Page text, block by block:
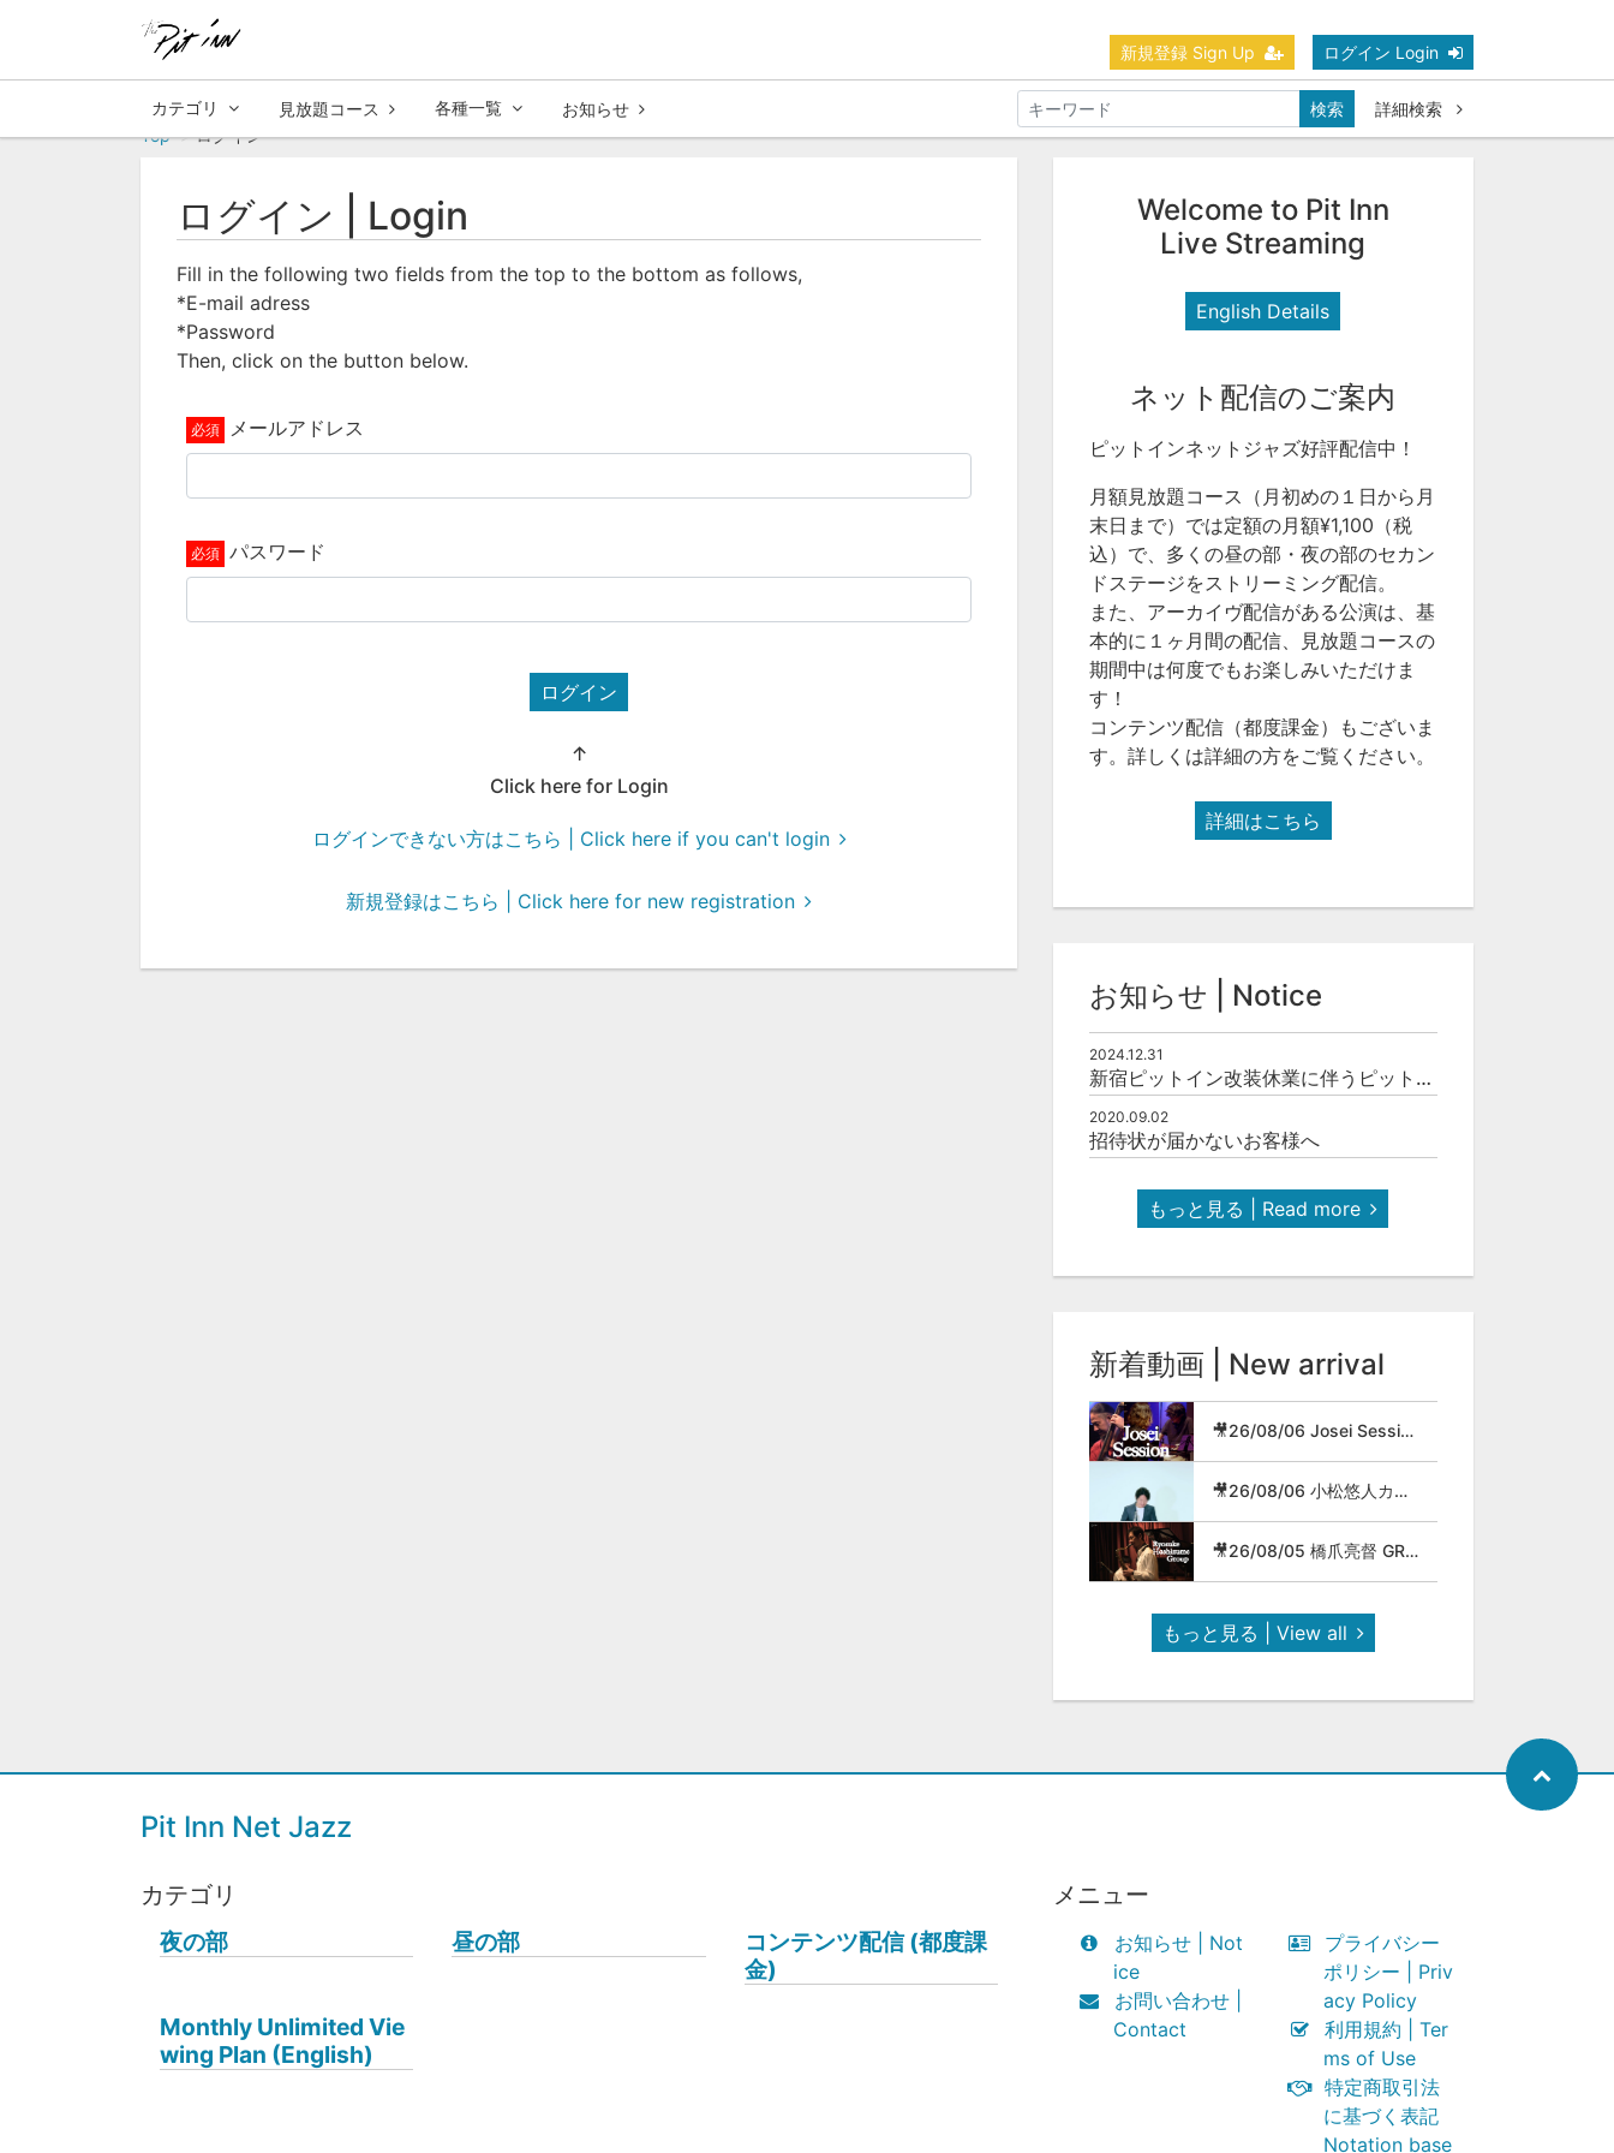
新規登録 Sign Up ログイン Login
カテゴリ 見放題コース 各種一覧 お知らせ 検索
詳細検索
Top
ログイン
ログイン | Login
Fill in the following two fields from the top to the bottom as follows,
*E-mail adress
*Password
Then, click on the button below.
メールアドレス
パスワード
ログイン
↑
Click here for Login
ログインできない方はこちら | Click here if you can't login
新規登録はこちら | Click here for new registration
Welcome to Pit Inn
Live Streaming
English Details
ネット配信のご案内
ピットインネットジャズ好評配信中！
月額見放題コース（月初めの１日から月
末日まで）では定額の月額¥1,100（税
込）で、多くの昼の部・夜の部のセカン
ドステージをストリーミング配信。
また、アーカイヴ配信がある公演は、基
本的に１ヶ月間の配信、見放題コースの
期間中は何度でもお楽しみいただけま
す！
コンテンツ配信（都度課金）もございま
す。詳しくは詳細の方をご覧ください。
詳細はこちら
お知らせ | Notice
2024.12.31
新宿ピットイン改装休業に伴うピットインネットジャズのご案内
2020.09.02
招待状が届かないお客様へ
もっと見る | Read more
新着動画 | New arrival
🎥26/08/06 Josei Session
🎥26/08/06 小松悠人カルテット
🎥26/08/05 橋爪亮督 GROUP
もっと見る | View all
Pit Inn Net Jazz
カテゴリ
夜の部
昼の部
コンテンツ配信 (都度課
金)
Monthly Unlimited Vie
wing Plan (English)
メニュー
お知らせ | Not
ice
お問い合わせ |
Contact
プライバシー
ポリシー | Priv
acy Policy
利用規約 | Ter
ms of Use
特定商取引法
に基づく表記
Notation base